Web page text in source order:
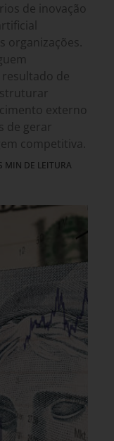
de inovação
organizações.
de
externo
de gerar
competitiva.
MIN DE LEITURA